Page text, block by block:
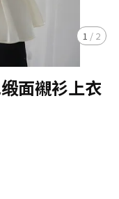
1 / 2
面襯衫上衣